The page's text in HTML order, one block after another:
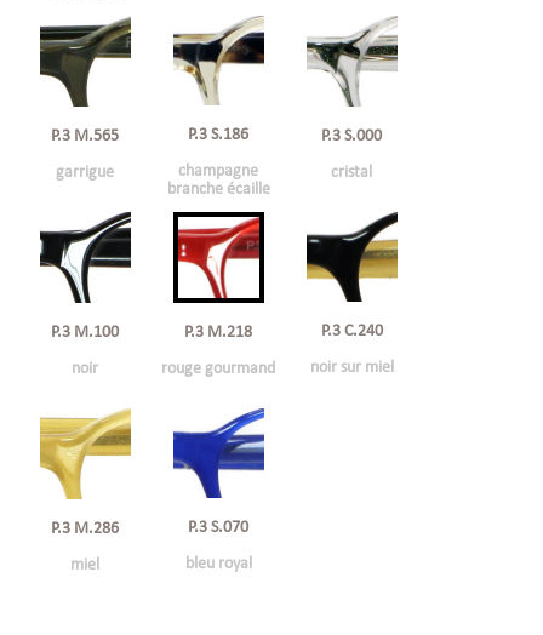
P.3 M.565
garrigue
P.3 S.186
champagne
branche écaille
P.3 S.000
cristal
P.3 M.100
noir
P.3 M.218
rouge gourmand
P.3 C.240
noir sur miel
P.3 M.286
miel
P.3 S.070
bleu royal